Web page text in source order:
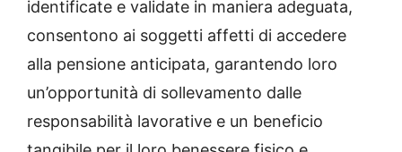
identificate e validate in maniera adeguata,
consentono ai soggetti affetti di accedere
alla pensione anticipata, garantendo loro
un’opportunità di sollevamento dalle
responsabilità lavorative e un beneficio